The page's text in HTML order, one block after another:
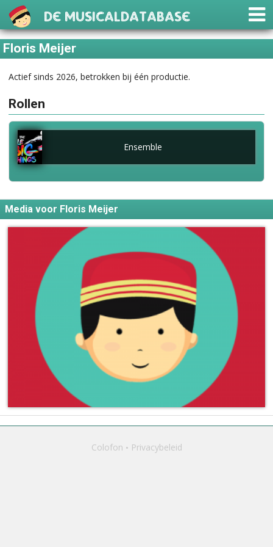
De Musicaldatabase
Floris Meijer
Actief sinds 2026, betrokken bij één productie.
Rollen
Ensemble
Media voor Floris Meijer
Colofon Privacybeleid